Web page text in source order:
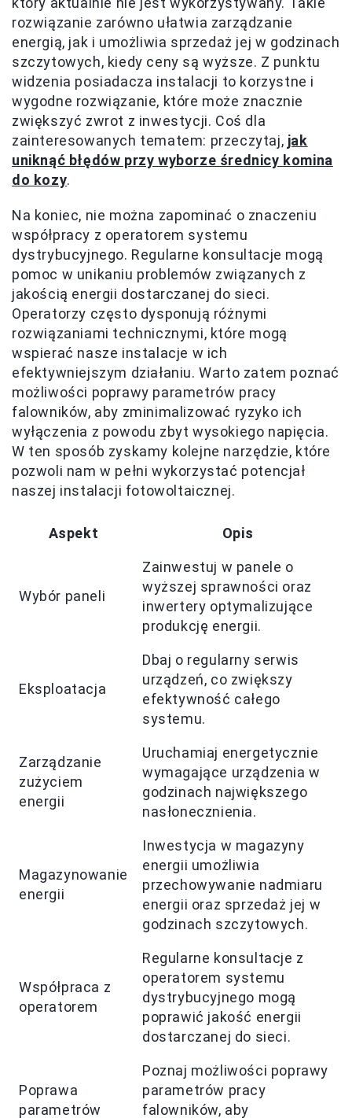
rozwiązanie zarówno ułatwia zarządzanie
energią, jak i umożliwia sprzedaż jej w godzinach
szczytowych, kiedy ceny są wyższe. Z punktu
widzenia posiadacza instalacji to korzystne i
wygodne rozwiązanie, które może znacznie
zwiększyć zwrot z inwestycji. Coś dla
zainteresowanych tematem: przeczytaj, jak
uniknąć błędów przy wyborze średnicy komina
do kozy.
Na koniec, nie można zapominać o znaczeniu
współpracy z operatorem systemu
dystrybucyjnego. Regularne konsultacje mogą
pomoc w unikaniu problemów związanych z
jakością energii dostarczanej do sieci.
Operatorzy często dysponują różnymi
rozwiązaniami technicznymi, które mogą
wspierać nasze instalacje w ich
efektywniejszym działaniu. Warto zatem poznać
możliwości poprawy parametrów pracy
falowników, aby zminimalizować ryzyko ich
wyłączenia z powodu zbyt wysokiego napięcia.
W ten sposób zyskamy kolejne narzędzie, które
pozwoli nam w pełni wykorzystać potencjał
naszej instalacji fotowoltaicznej.
Aspekt Opis
Wybór paneli
Zainwestuj w panele o
wyższej sprawności oraz
inwertery optymalizujące
produkcję energii.
Eksploatacja
Dbaj o regularny serwis
urządzeń, co zwiększy
efektywność całego
systemu.
Zarządzanie
zużyciem
energii
Uruchamiaj energetycznie
wymagające urządzenia w
godzinach największego
nasłonecznienia.
Magazynowanie
energii
Inwestycja w magazyny
energii umożliwia
przechowywanie nadmiaru
energii oraz sprzedaż jej w
godzinach szczytowych.
Współpraca z
operatorem
Regularne konsultacje z
operatorem systemu
dystrybucyjnego mogą
poprawić jakość energii
dostarczanej do sieci.
Poprawa
parametrów
Poznaj możliwości poprawy
parametrów pracy
falowników, aby